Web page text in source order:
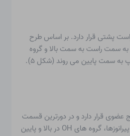
پشتی قرار دارد. بر اساس طرح
سمت راست به سمت بالا و گروه
سمت پایین می روند (شکل ۵).
عضوی قرار دارد و در دورترین قسمت
صفحه کاغذ قرار دارد. مشابه پیرانوزها، گروه های OH در بالا و پایین